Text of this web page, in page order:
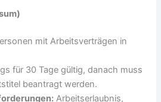
mit Arbeitsverträgen in
für 30 Tage gültig, danach muss
beantragt werden.
Arbeitserlaubnis,